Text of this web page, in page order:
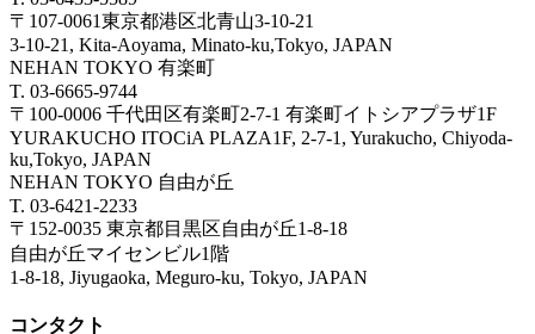
〒107-0061東京都港区北青山3-10-21
3-10-21, Kita-Aoyama, Minato-ku,Tokyo, JAPAN
NEHAN TOKYO 有楽町
T. 03-6665-9744
〒100-0006 千代田区有楽町2-7-1 有楽町イトシアプラザ1F
YURAKUCHO ITOCiA PLAZA1F, 2-7-1, Yurakucho, Chiyoda-
ku,Tokyo, JAPAN
NEHAN TOKYO 自由が丘
T. 03-6421-2233
〒152-0035 東京都目黒区自由が丘1-8-18
自由が丘マイセンビル1階
1-8-18, Jiyugaoka, Meguro-ku, Tokyo, JAPAN
コンタクト